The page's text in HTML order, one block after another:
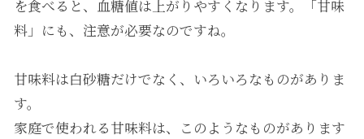
を食べると、血糖値は上がりやすくなります。「甘味
料」にも、注意が必要なのですね。
甘味料は白砂糖だけでなく、いろいろなものがありま
す。
家庭で使われる甘味料は、このようなものがあります